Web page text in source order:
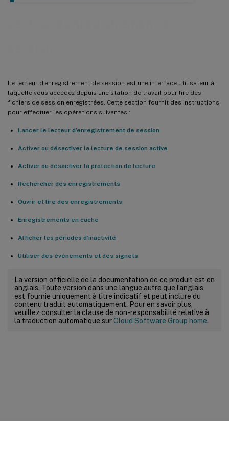
Le lecteur d’enregistrement de session est une interface utilisateur à
laquelle vous accédez depuis une station de travail pour lire des
fichiers de session enregistrées. Cette section fournit des instructions
pour effectuer les opérations suivantes :
Lancer le lecteur d’enregistrement de session
Activer ou désactiver la lecture de session active
Activer ou désactiver la protection de lecture
Rechercher des enregistrements
Ouvrir et lire des enregistrements
Enregistrements en cache
Afficher les périodes d’inactivité
Utiliser des événements et des signets
La version officielle de la documentation de ce produit est en
anglais. Toute version dans une langue autre que l’anglais
est fournie uniquement à titre indicatif et peut inclure du
contenu traduit automatiquement. Pour en savoir plus,
veuillez consulter la clause de non-responsabilité relative à
la traduction automatique surCloud Software Group home.